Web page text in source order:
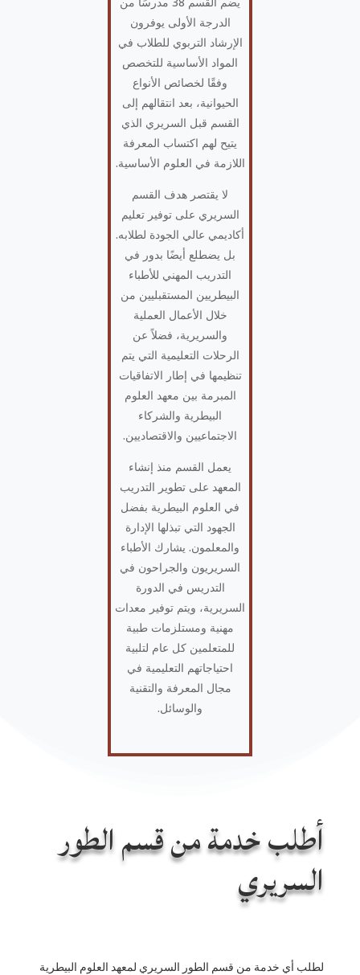
الدرجة الأولى يوفرون
الإرشاد التربوي للطلاب في
المواد الأساسية للتخصص
وفقًا لخصائص الأنواع
الحيوانية، بعد انتقالهم إلى
القسم قبل السريري الذي
يتيح لهم اكتساب المعرفة
اللازمة في العلوم الأساسية.
لا يقتصر هدف القسم
السريري على توفير تعليم
أكاديمي عالي الجودة لطلابه.
بل يضطلع أيضًا بدور في
التدريب المهني للأطباء
البيطريين المستقبليين من
خلال الأعمال العملية
والسريرية، فضلاً عن
الرحلات التعليمية التي يتم
تنظيمها في إطار الاتفاقيات
المبرمة بين معهد العلوم
البيطرية والشركاء
الاجتماعيين والاقتصاديين.
يعمل القسم منذ إنشاء
المعهد على تطوير التدريب
في العلوم البيطرية بفضل
الجهود التي تبذلها الإدارة
والمعلمون. يشارك الأطباء
السريريون والجراحون في
التدريس في الدورة
السريرية، ويتم توفير معدات
مهنية ومستلزمات طبية
للمتعلمين كل عام لتلبية
احتياجاتهم التعليمية في
مجال المعرفة والتقنية
والوسائل.
أطلب خدمة من قسم الطور
السريري
لطلب أي خدمة من قسم الطور السريري لمعهد العلوم البيطرية